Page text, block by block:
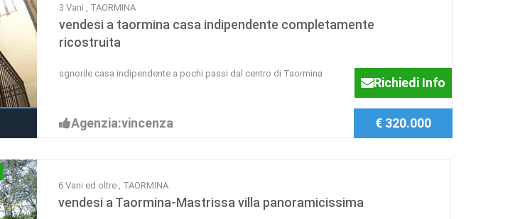
3 Vani , TAORMINA
vendesi a taormina casa indipendente completamente
ricostruita
sgnorile casa indipendente a pochi passi dal centro di Taormina
Richiedi Info
Agenzia:vincenza € 320.000
6 Vani ed oltre , TAORMINA
vendesi a Taormina-Mastrissa villa panoramicissima